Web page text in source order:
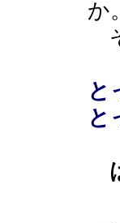
か
と
と